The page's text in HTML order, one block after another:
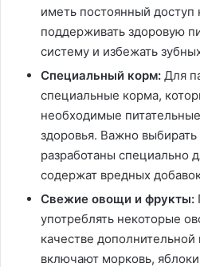
иметь постоянный доступ
поддерживать здоровую
систему и избежать
Специальный корм: Для
специальные корма,
необходимые
здоровья. Важно
разработаны специально
содержат вредных
Свежие овощи и фрукты:
употреблять некоторые
качестве
включают морковь,